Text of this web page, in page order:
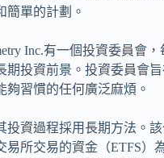
簡單的計劃。
Inc.有一個投資委員會
期投資前景。投資委員會
夠習慣的任何廣泛麻煩。
投資過程採用長期方法。
易所交易的資金（ETFS）